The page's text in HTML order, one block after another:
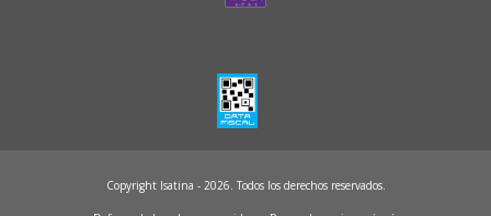
Copyright Isatina - 2026. Todos los derechos reservados.